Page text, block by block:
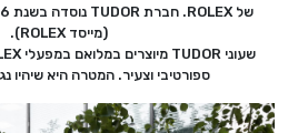
(מייסד ROLEX).
ספורטיבי וצעיר. המטרה היא שיהיו